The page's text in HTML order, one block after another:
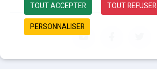
TOUT ACCEPTER
TOUT REFUSER
PERSONNALISER